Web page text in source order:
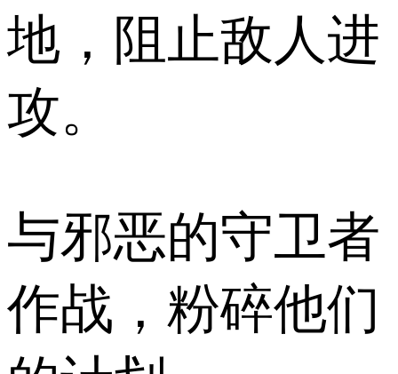
地，阻止敌人进
攻。
与邪恶的守卫者
作战，粉碎他们